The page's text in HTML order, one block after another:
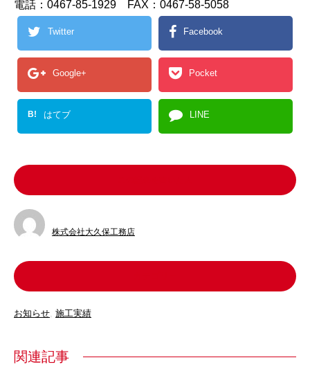
電話：0467-85-1929 FAX：0467-58-5058
Twitter Facebook
Google+ Pocket
B! はてブ LINE
株式会社大久保工務店
お知らせ, 施工実績
関連記事